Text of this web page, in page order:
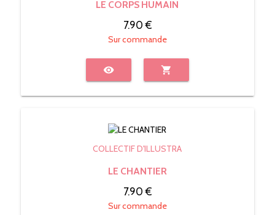
LE CORPS HUMAIN
7.90 €
Sur commande
visibility shopping_cart
COLLECTIF D'ILLUSTRA
LE CHANTIER
7.90 €
Sur commande